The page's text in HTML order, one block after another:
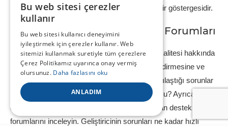
eklentinin popüler ve güvenilir olduğunun bir göstergesidir.
Kullanıcı Yorumları ve Destek Forumları
Diğer kullanıcıların deneyimleri, bir eklentinin kalitesi hakkında
size değerli bilgiler sunar. Eklentinin derecelendirmesine ve
yorumlarına göz atın. Kullanıcıların sıkça karşılaştığı sorunlar
var mı? Geliştirici bu sorunlara yanıt veriyor mu? Ayrıca,
eklentinin “Destek” sekmesine tıklayarak açılan destek
forumlarını inceleyin. Geliştiricinin sorunları ne kadar hızlı
Bu web sitesi çerezler
kullanır
Bu web sitesi kullanıcı deneyimini
iyileştirmek için çerezler kullanır. Web
sitemizi kullanmak suretiyle tüm çerezlere
Çerez Politikamız uyarınca onay vermiş
olursunuz. Daha fazlasını oku
ANLADIM